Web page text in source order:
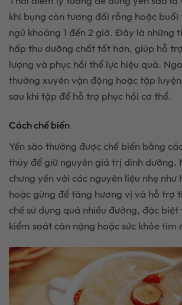
khi bụng còn tương đối rỗng hoặc
ngủ khoảng 1 đến 2 giờ. Đây là những
hấp thu dưỡng chất tốt hơn, giúp hỗ
lượng và phục hồi thể lực hiệu quả.
thường xuyên vận động hoặc tập
sau khi tập để hỗ trợ phục hồi cơ thể.
Cách chế biến
Yến sào thường được chế biến bằng
thủy để giữ nguyên giá trị dinh dưỡng.
chưng yến với các nguyên liệu nhẹ như
hoặc gừng để tăng hương vị và hỗ trợ
chế sử dụng quá nhiều đường, đặc
kiểm soát cân nặng hoặc sức khỏe tim